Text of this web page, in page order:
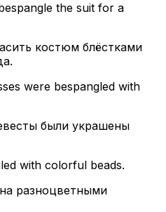
the suit for a
костюм блёстками
were bespangled with
были украшены
with colorful beads.
разноцветными